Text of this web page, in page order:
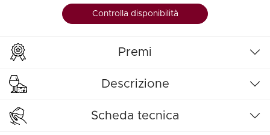
Controlla disponibilità
Premi
Descrizione
Scheda tecnica